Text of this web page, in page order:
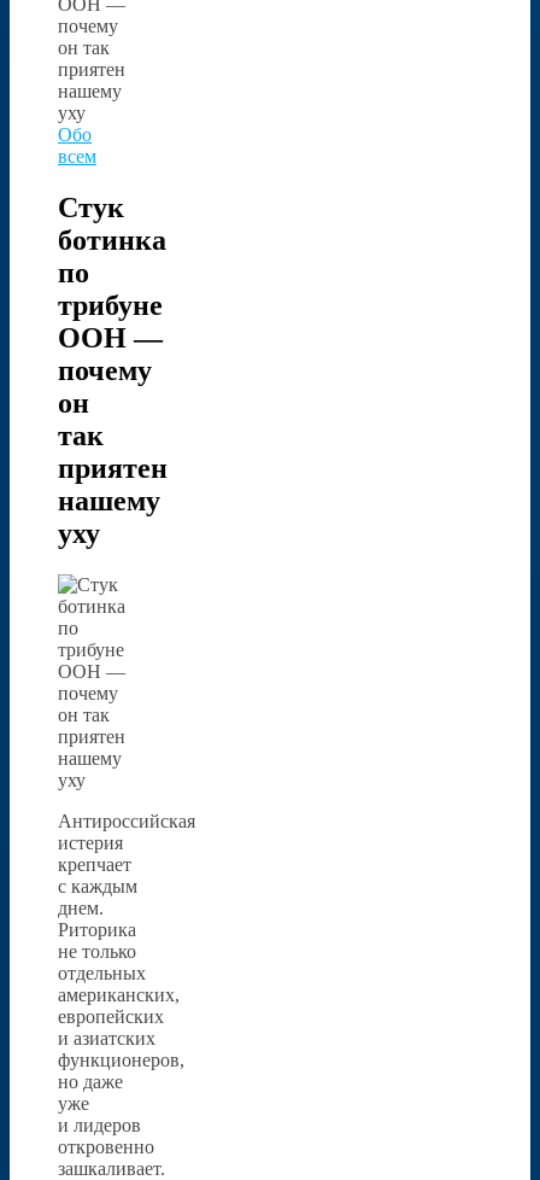
Обо
всем
Стук
ботинка
по
трибуне
ООН —
почему
он
так
приятен
нашему
уху
Антироссийская
истерия
крепчает
с каждым
днем.
Риторика
не только
отдельных
американских,
европейских
и азиатских
функционеров,
но даже
уже
и лидеров
откровенно
зашкаливает.